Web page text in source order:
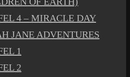
4 – MIRACLE DAY
JANE ADVENTURES
1
2